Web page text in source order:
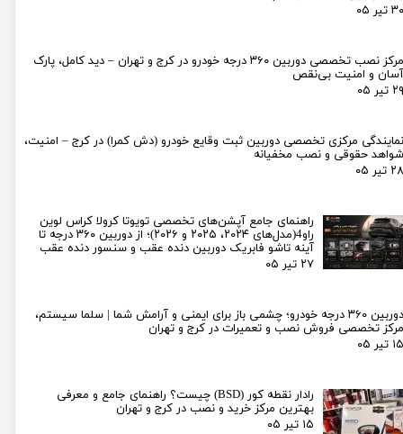
جیلی GEELY
بی ام و BMW
مرسدس بنز MERCEDES BENZ
پاور سانروف Power Sunroof
آمپلی فایر
طاقچه MDF و 3D عقب خودرو
۳۰ تیر ۰۵
مرکز نصب تخصصی دوربین ۳۶۰ درجه خودرو در کرج و تهران – دید کامل، پارک
آسان و امنیت بی‌نقص
۲۹ تیر ۰۵
نمایندگی مرکزی تخصصی دوربین ثبت وقایع خودرو (دش کمرا) در کرج – امنیت،
شواهد حقوقی و نصب مخفیانه
۲۸ تیر ۰۵
راهنمای جامع آپشن‌های تخصصی تویوتا کرولا کراس لوین
راو4(مدل‌های ۲۰۲۴، ۲۰۲۵ و ۲۰۲۶)؛ از دوربین ۳۶۰ درجه تا
آینه تاشو فابریک دوربین دنده عقب و سنسور دنده عقب
۲۷ تیر ۰۵
دوربین ۳۶۰ درجه خودرو؛ چشمی باز برای ایمنی و آرامش شما | سلما سیستم،
مرکز تخصصی فروش نصب و تعمیرات در کرج و تهران
۱۵ تیر ۰۵
رادار نقطه کور (BSD) چیست؟ راهنمای جامع و معرفی
بهترین مرکز خرید و نصب در کرج و تهران
۱۵ تیر ۰۵